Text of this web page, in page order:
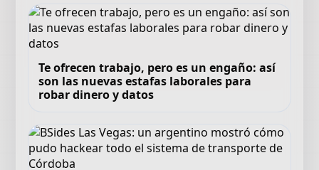
Te ofrecen trabajo, pero es un engaño: así
son las nuevas estafas laborales para
robar dinero y datos